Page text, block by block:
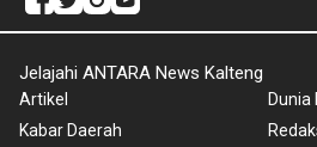
Jelajahi ANTARA News Kalteng
Artikel
Kabar Daerah
Dunia